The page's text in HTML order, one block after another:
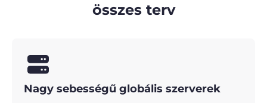
összes terv
Nagy sebességű globális szerverek